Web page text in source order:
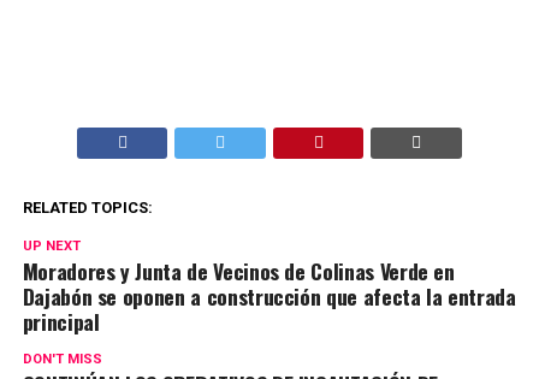
RELATED TOPICS:
UP NEXT
Moradores y Junta de Vecinos de Colinas Verde en
Dajabón se oponen a construcción que afecta la entrada
principal
DON'T MISS